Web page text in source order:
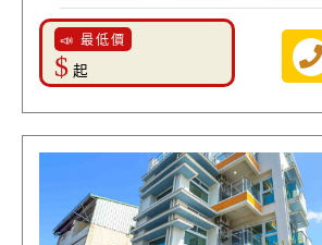
📣 最低價
$ 起